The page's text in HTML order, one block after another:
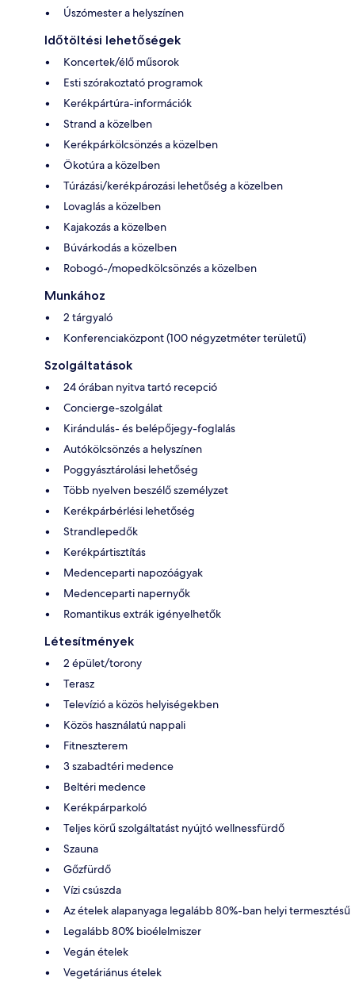
Úszómester a helyszínen
Időtöltési lehetőségek
Koncertek/élő műsorok
Esti szórakoztató programok
Kerékpártúra-információk
Strand a közelben
Kerékpárkölcsönzés a közelben
Ökotúra a közelben
Túrázási/kerékpározási lehetőség a közelben
Lovaglás a közelben
Kajakozás a közelben
Búvárkodás a közelben
Robogó-/mopedkölcsönzés a közelben
Munkához
2 tárgyaló
Konferenciaközpont (100 négyzetméter területű)
Szolgáltatások
24 órában nyitva tartó recepció
Concierge-szolgálat
Kirándulás- és belépőjegy-foglalás
Autókölcsönzés a helyszínen
Poggyásztárolási lehetőség
Több nyelven beszélő személyzet
Kerékpárbérlési lehetőség
Strandlepedők
Kerékpártisztítás
Medenceparti napozóágyak
Medenceparti napernyők
Romantikus extrák igényelhetők
Létesítmények
2 épület/torony
Terasz
Televízió a közös helyiségekben
Közös használatú nappali
Fitneszterem
3 szabadtéri medence
Beltéri medence
Kerékpárparkoló
Teljes körű szolgáltatást nyújtó wellnessfürdő
Szauna
Gőzfürdő
Vízi csúszda
Az ételek alapanyaga legalább 80%-ban helyi termesztésű
Legalább 80% bioélelmiszer
Vegán ételek
Vegetáriánus ételek